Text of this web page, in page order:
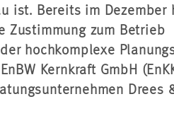
ist. Bereits im Dezember
Zustimmung zum Betrieb
hochkomplexe
Kernkraft GmbH
Drees